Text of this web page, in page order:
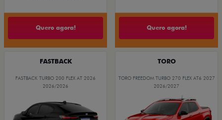
Quero agora! Quero agora!
FASTBACK
FASTBACK TURBO 200 FLEX AT 2026
2026/2026
TORO
TORO FREEDOM TURBO 270 FLEX AT6 2027
2026/2027